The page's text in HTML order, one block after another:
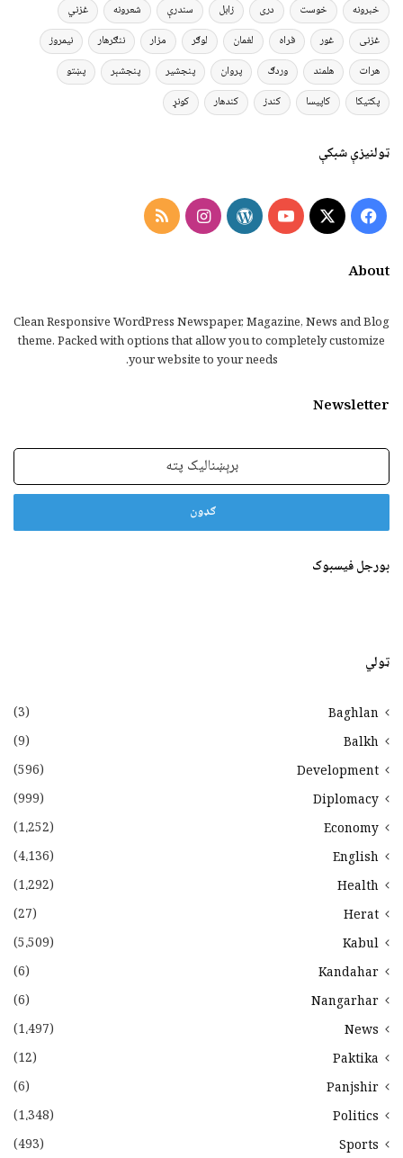
خبرونه خوست دری زابل سندرې شعرونه
غزني
غزنی
غور فراه لغمان لوګر مزار ننګرهار
نیمروز
هرات
هلمند وردګ پروان پنجشیر پنجشېر
پښتو
پکتیکا
کاپیسا کندز کندهار کونړ
ټولنیزې شبکې
Facebook
X
YouTube
WordPress
Instagram
RSS
About
Clean Responsive WordPress Newspaper, Magazine, News and Blog
theme. Packed with options that allow you to completely customize
your website to your needs.
Newsletter
برېښنالیک
بورجل فیسبوک
ټولي
Baghlan
(3)
Balkh
(9)
Development
(596)
Diplomacy
(999)
Economy
(1،252)
English
(4،136)
Health
(1،292)
Herat
(27)
Kabul
(5،509)
Kandahar
(6)
Nangarhar
(6)
News
(1،497)
Paktika
(12)
Panjshir
(6)
Politics
(1،348)
Sports
(493)